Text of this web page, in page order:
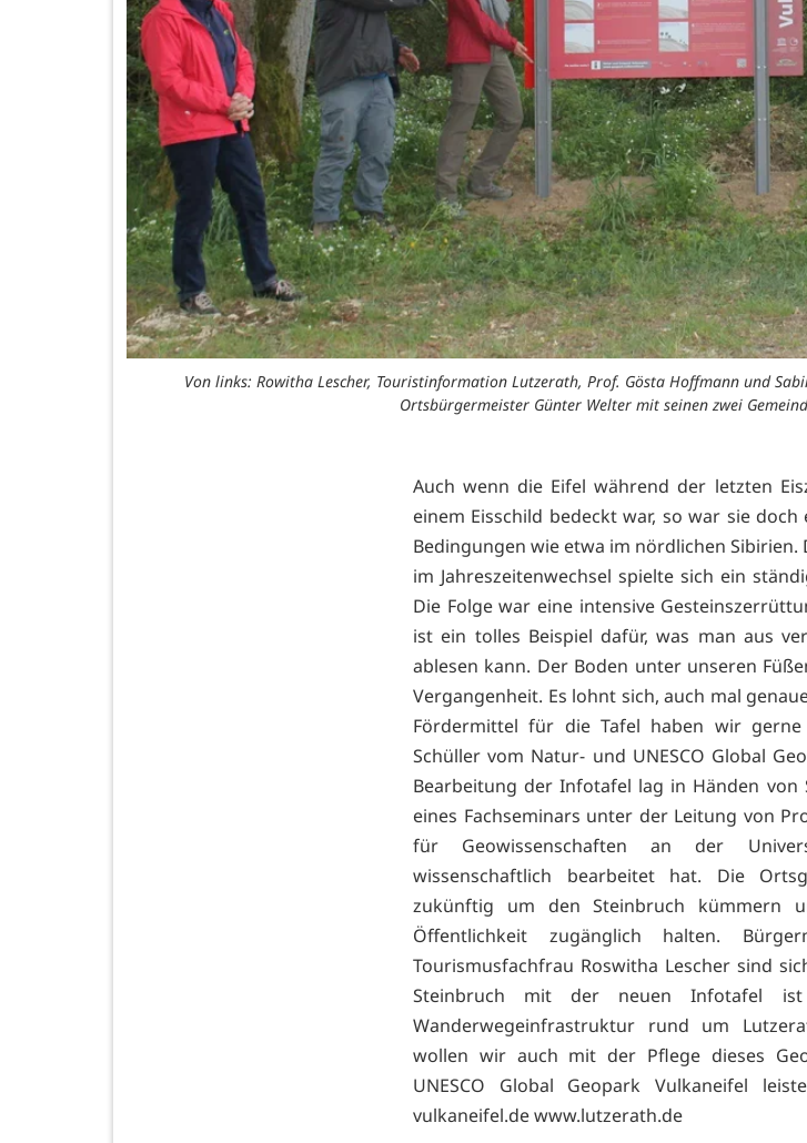
Von links: Rowitha Lescher, Touristinformation Lutzerath, Prof. Gösta Hoffmann und
Ortsbürgermeister Günter Welter mit seinen zwei
Auch wenn die Eifel während der letzten
einem Eisschild bedeckt war, so war sie
Bedingungen wie etwa im nördlichen
im Jahreszeitenwechsel spielte sich ein
Die Folge war eine intensive
ist ein tolles Beispiel dafür, was man aus
ablesen kann. Der Boden unter unseren
Vergangenheit. Es lohnt sich, auch mal
Fördermittel für die Tafel haben wir gerne
Schüller vom Natur- und UNESCO Global
Bearbeitung der Infotafel lag in Händen von
eines Fachseminars unter der Leitung von
für Geowissenschaften an der
wissenschaftlich bearbeitet hat. Die
zukünftig um den Steinbruch kümmern
Öffentlichkeit zugänglich halten.
Tourismusfachfrau Roswitha Lescher sind
Steinbruch mit der neuen Infotafel
Wanderwegeinfrastruktur rund um
wollen wir auch mit der Pflege dieses
UNESCO Global Geopark Vulkaneifel
vulkaneifel.dewww.lutzerath.de